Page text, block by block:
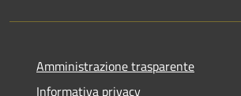
Amministrazione trasparente
Informativa privacy